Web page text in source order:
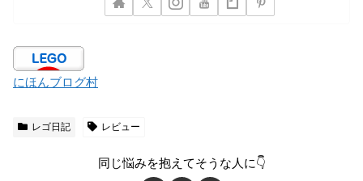
にほんブログ村
レゴ日記 レビュー
同じ悩みを抱えてそうな人に👇